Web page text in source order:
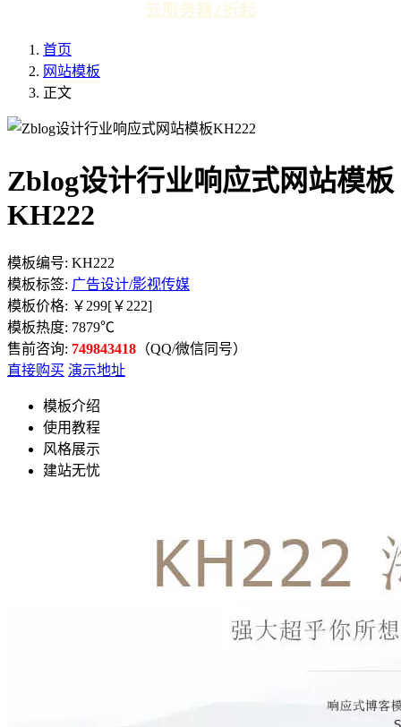
云服务器2折起
首页
网站模板
正文
Zblog设计行业响应式网站模板
KH222
模板编号: KH222
模板标签: 广告设计/影视传媒
模板价格: ￥299[￥222]
模板热度: 7879℃
售前咨询: 749843418 （QQ/微信同号）
直接购买 演示地址
模板介绍
使用教程
风格展示
建站无忧